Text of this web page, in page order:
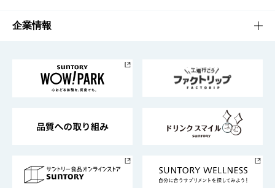
栄養成分一覧
工場見学
地域情報
サントリーホール
サントリーサンバーズ大阪
サステナビリティTOP
サントリーが考えるサステナビリティ経営
企業情報
企業概要
採用情報